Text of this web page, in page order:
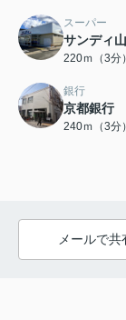
スーパー
サンディ
220ｍ（3分）
銀行
京都銀行
240ｍ（3分）
メールで共